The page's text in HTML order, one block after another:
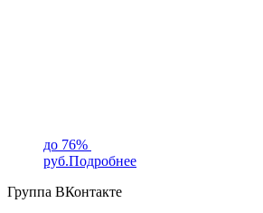
до 76%
руб.Подробнее
Группа ВКонтакте